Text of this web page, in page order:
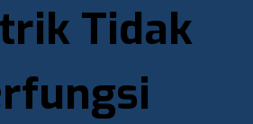
Tidak